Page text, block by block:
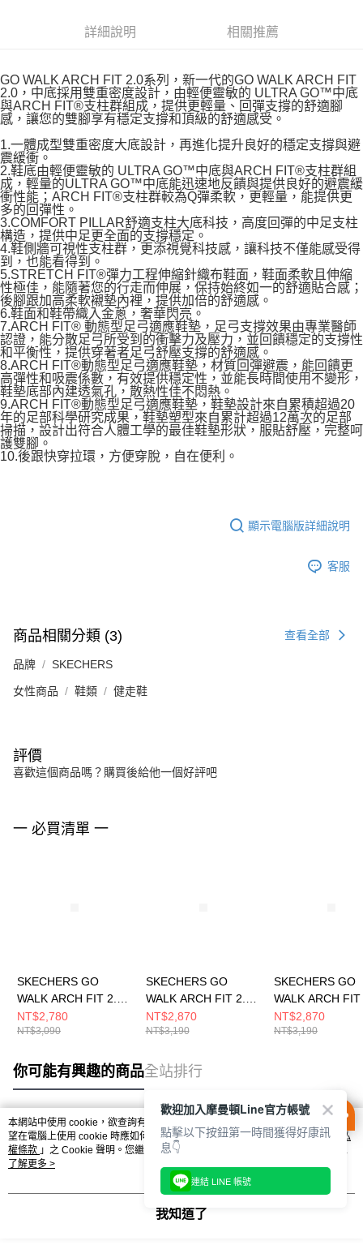
詳細說明 相關推薦
GO WALK ARCH FIT 2.0系列，新一代的GO WALK ARCH FIT
2.0，中底採用雙重密度設計，由輕便靈敏的 ULTRA GO™中底
與ARCH FIT®支柱群組成，提供更輕量、回彈支撐的舒適腳
感，讓您的雙腳享有穩定支撐和頂級的舒適感受。
1.一體成型雙重密度大底設計，再進化提升良好的穩定支撐與避
震緩衝。
2.鞋底由輕便靈敏的 ULTRA GO™中底與ARCH FIT®支柱群組
成，輕量的ULTRA GO™中底能迅速地反饋與提供良好的避震緩
衝性能；ARCH FIT®支柱群較為Q彈柔軟，更輕量，能提供更
多的回彈性。
3.COMFORT PILLAR舒適支柱大底科技，高度回彈的中足支柱
構造，提供中足更全面的支撐穩定。
4.鞋側牆可視性支柱群，更添視覺科技感，讓科技不僅能感受得
到，也能看得到。
5.STRETCH FIT®彈力工程伸縮針織布鞋面，鞋面柔軟且伸縮
性極佳，能隨著您的行走而伸展，保持始終如一的舒適貼合感；
後腳跟加高柔軟襯墊內裡，提供加倍的舒適感。
6.鞋面和鞋帶織入金蔥，奢華閃亮。
7.ARCH FIT® 動態型足弓適應鞋墊，足弓支撐效果由專業醫師
認證，能分散足弓所受到的衝擊力及壓力，並回饋穩定的支撐性
和平衡性，提供穿著者足弓舒壓支撐的舒適感。
8.ARCH FIT®動態型足弓適應鞋墊，材質回彈避震，能回饋更
高彈性和吸震係數，有效提供穩定性，並能長時間使用不變形，
鞋墊底部內建透氣孔，散熱性佳不悶熱。
9.ARCH FIT®動態型足弓適應鞋墊，鞋墊設計來自累積超過20
年的足部科學研究成果，鞋墊塑型來自累計超過12萬次的足部
掃描，設計出符合人體工學的最佳鞋墊形狀，服貼舒壓，完整呵
護雙腳。
10.後跟快穿拉環，方便穿脫，自在便利。
顯示電腦版詳細說明
客服
商品相關分類 (3) 查看全部
品牌 SKECHERS
女性商品 鞋類 健走鞋
評價
喜歡這個商品嗎？購買後給他一個好評吧
一 必買清單 一
SKECHERS GO
WALK ARCH FIT 2.0
女 健走鞋
125346WLVAQ
NT$2,780
NT$3,090
SKECHERS GO
WALK ARCH FIT 2.0
男 健走鞋
216816GYBK
NT$2,870
NT$3,190
SKECHERS GO
WALK ARCH
男 健走鞋
NT$2,870
NT$3,190
你可能有興趣的商品全站排行
熱門標籤
本網站中使用 cookie，欲查詢有關本網站使用 cookie 方式之詳情，及若您不希
望在電腦上使用 cookie 時應如何變更電腦的 cookie 設定，請參閱本網站「
隱私
權條款 」之 Cookie 聲明。您繼續使用本網站即表示您同意本公司得按本網站使
用條款之 Cookie 聲明使用 cookie。
了解更多 >
我知道了
歡迎加入摩曼頓Line官方帳號
點擊以下按鈕第一時間獲得好康訊
息👇
連結 LINE 帳號